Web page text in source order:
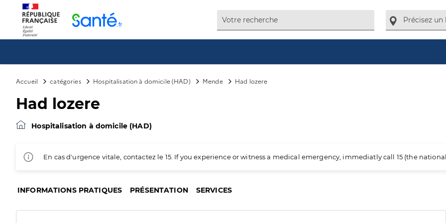
Accueil catégories Hospitalisation à domicile (HAD) Mende Had lozere
Had lozere
Hospitalisation à domicile (HAD)
En cas d'urgence vitale, contactez le 15. If you experience or witness a medical emergency, immediatly call 15 (the
INFORMATIONS PRATIQUES PRÉSENTATION SERVICES
Panneau de gestion des cookies